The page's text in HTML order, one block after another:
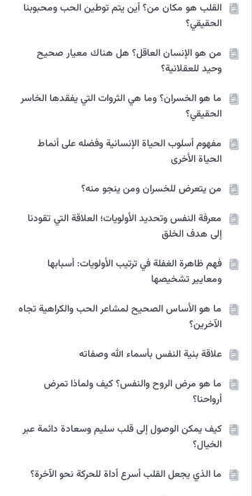
القلب هو مكان من؟ أين يتم توطين الحب ومحبوبنا
الحقيقي؟
من هو الإنسان العاقل؟ هل هناك معيار صحيح
وحيد للعقلانية؟
ما هو الخسران؟ وما هي الثروات التي يفقدها الخاسر
الحقيقي؟
مفهوم أسلوب الحياة الإنسانية وفضله على أنماط
الحياة الأخرى
من يتعرض للخسران ومن ينجو منه؟
معرفة النفس وتحديد الأولويات؛ العلاقة التي تقودنا
إلى هدف الخلق
فهم ظاهرة الغفلة في ترتيب الأولويات: أسبابها
ومعايير تشخيصها
ما هو الأساس الصحيح لمشاعر الحب والكراهية تجاه
الآخرين؟
علاقة بنية النفس بأسماء الله وصفاته
ما هو مرض الروح والنفس؟ كيف ولماذا تمرض
أرواحنا؟
كيف يمكن الوصول إلى قلب سليم وسعادة دائمة عبر
الخیال؟
ما الذي يجعل القلب أسرع أداة للحركة نحو الآخرة؟